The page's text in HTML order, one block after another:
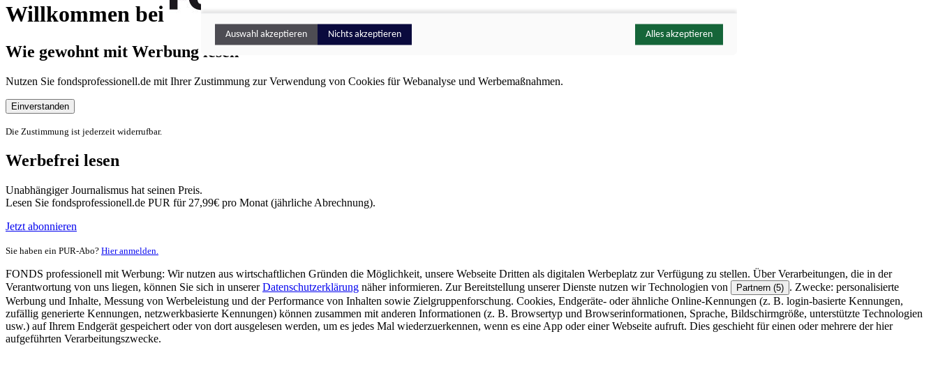
Willkommen bei
Wie gewohnt mit Werbung lesen
Nutzen Sie fondsprofessionell.de mit Ihrer Zustimmung zur Verwendung von Cookies für Webanalyse und Werbemaßnahmen.
Einverstanden
Die Zustimmung ist jederzeit widerrufbar.
Werbefrei lesen
Unabhängiger Journalismus hat seinen Preis.
Lesen Sie fondsprofessionell.de PUR für 27,99€ pro Monat (jährliche Abrechnung).
Jetzt abonnieren
Sie haben ein PUR-Abo? Hier anmelden.
FONDS professionell mit Werbung: Wir nutzen aus wirtschaftlichen Gründen die Möglichkeit, unsere Webseite Dritten als digitalen Werbeplatz zur Verfügung zu stellen. Über Verarbeitungen, die in der
Verantwortung von uns liegen, können Sie sich in unsererDatenschutzerklärung näher informieren. Zur Bereitstellung unserer Dienste nutzen wir Technologien von Partnern (5) . Zwecke: personalisierte
Werbung und Inhalte, Messung von Werbeleistung und der Performance von Inhalten sowie Zielgruppenforschung. Cookies, Endgeräte- oder ähnliche Online-Kennungen (z. B. login-basierte Kennungen,
zufällig generierte Kennungen, netzwerkbasierte Kennungen) können zusammen mit anderen Informationen (z. B. Browsertyp und Browserinformationen, Sprache, Bildschirmgröße, unterstützte Technologien
usw.) auf Ihrem Endgerät gespeichert oder von dort ausgelesen werden, um es jedes Mal wiederzuerkennen, wenn es eine App oder einer Webseite aufruft. Dies geschieht für einen oder mehrere der hier
aufgeführten Verarbeitungszwecke.
Auswahl akzeptieren Nichts akzeptieren Alles akzeptieren